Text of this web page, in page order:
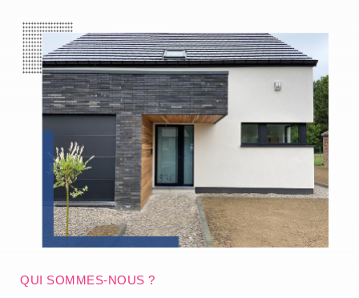
QUI SOMMES-NOUS ?